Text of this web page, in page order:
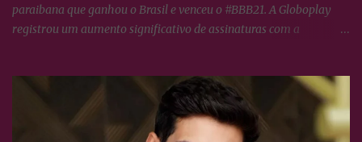
paraibana que ganhou o Brasil e venceu o #BBB21. A Globoplay
registrou um aumento significativo de assinaturas com a
torcida nas redes sociais o que propícia um engajamento em torno
da campeã extraordinário, tudo o que ela faz no dia à dia, os
Cactos tratam logo transformar em hastags para mobilizar as